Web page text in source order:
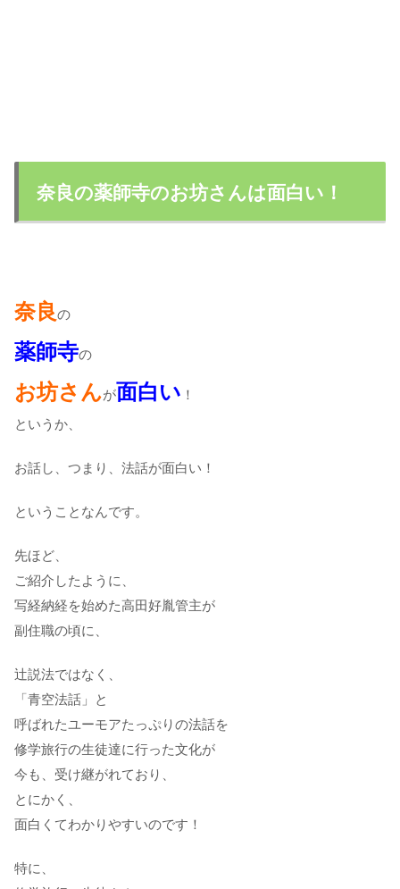
奈良の薬師寺のお坊さんは面白い！
奈良の
薬師寺の
お坊さんが面白い ！
というか、
お話し、つまり、法話が面白い！
ということなんです。
先ほど、
ご紹介したように、
写経納経を始めた高田好胤管主が
副住職の頃に、
辻説法ではなく、
「青空法話」と
呼ばれたユーモアたっぷりの法話を
修学旅行の生徒達に行った文化が
今も、受け継がれており、
とにかく、
面白くてわかりやすいのです！
特に、